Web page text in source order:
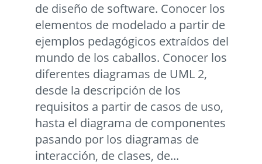
de diseño de software. Conocer los
elementos de modelado a partir de
ejemplos pedagógicos extraídos del
mundo de los caballos. Conocer los
diferentes diagramas de UML 2,
desde la descripción de los
requisitos a partir de casos de uso,
hasta el diagrama de componentes
pasando por los diagramas de
interacción, de clases, de...